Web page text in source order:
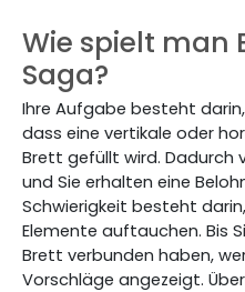
Wie spielt man
Saga?
Ihre Aufgabe besteht
dass eine vertikale oder
Brett gefüllt wird. Dadurch
und Sie erhalten eine
Schwierigkeit besteht
Elemente auftauchen. Bis
Brett verbunden haben,
Vorschläge angezeigt.